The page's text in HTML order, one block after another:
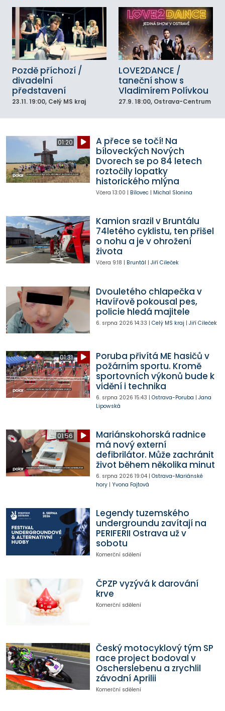
Pozdě příchozí /
divadelní
představení
23.11. 19:00, Celý MS kraj
LOVE2DANCE /
taneční show s
Vladimírem Polívkou
27.9. 18:00, Ostrava-Centrum
01:20
A přece se točí! Na
bíloveckých Nových
Dvorech se po 84 letech
roztočily lopatky
historického mlýna
Včera 13:00 | Bílovec| Michal Slonina
Kamion srazil v Bruntálu
74letého cyklistu, ten přišel
o nohu a je v ohrožení
života
Včera 9:18 | Bruntál | Jiří Cileček
Dvouletého chlapečka v
Havířově pokousal pes,
policie hledá majitele
6. srpna 2026 14:33 | Celý MS kraj | Jiří Cileček
01:31
Poruba přivítá ME hasičů v
požárním sportu. Kromě
sportovních výkonů bude k
vidění i technika
6. srpna 2026 15:43 | Ostrava-Poruba | Jana
Lipowská
01:56
Mariánskohorská radnice
má nový externí
defibrilátor. Může zachránit
život během několika minut
6. srpna 2026 19:04| Ostrava-Mariánské
hory| Yvona Fajtová
Legendy tuzemského
undergroundu zavítají na
PERIFERII Ostrava už v
sobotu
Komerční sdělení
ČPZP vyzývá k darování
krve
Komerční sdělení
Český motocyklový tým SP
race project bodoval v
Oscherslebenu a zrychlil
závodní Aprilii
Komerční sdělení